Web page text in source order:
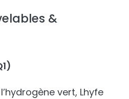
&
vert, Lhyfe